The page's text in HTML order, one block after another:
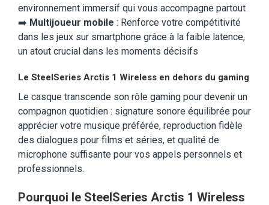
environnement immersif qui vous accompagne partout
➡️ Multijoueur mobile : Renforce votre compétitivité
dans les jeux sur smartphone grâce à la faible latence,
un atout crucial dans les moments décisifs
Le SteelSeries Arctis 1 Wireless en dehors du gaming
Le casque transcende son rôle gaming pour devenir un
compagnon quotidien : signature sonore équilibrée pour
apprécier votre musique préférée, reproduction fidèle
des dialogues pour films et séries, et qualité de
microphone suffisante pour vos appels personnels et
professionnels.
Pourquoi le SteelSeries Arctis 1 Wireless